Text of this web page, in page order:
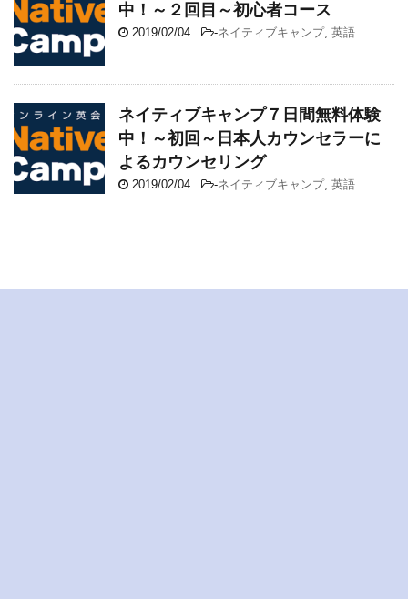
中！～２回目～初心者コース
2019/02/04 -ネイティブキャンプ, 英語
ネイティブキャンプ７日間無料体験
中！～初回～日本人カウンセラーに
よるカウンセリング
2019/02/04 -ネイティブキャンプ, 英語